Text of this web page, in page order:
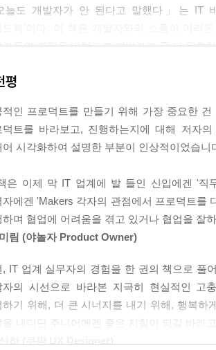
늘도 개발자가 안 된다고 말했다」는 IT
자들의 경험을 바탕으로 개발자와 좀 더 원활
의 주요 대상은 IT 기업에 근무하는 신입 기
런 개발 지식이 없는 상태에서 시작하여
하는지, 공동의 목표를 가지고 어떻게 협업을
평
적인 프로덕트를 만들기 위해 가장 중요한
덕트를 바라보고, 진행하는지에 대해 저자
어 시각화하여 설명한 부분이 인상적이었습니
은 이제 막 IT 업계에 발 들인 신입에겐 '직
자에겐 'Makers 각자의 관점에서 프로덕트를
하며 협업에 어려움을 겪고 있거나 협업을 잘
림 (야놀자 Product Owner)
, IT 업계 실무자의 경험을 한 권의 책으로 풀
자의 시선으로 바라본 지극히 현실적인 고
하기 위해, 더 큰 시너지를 내기 위해, 행복
을 내디딘 주니어에겐 좋은 지침이 되길 바라